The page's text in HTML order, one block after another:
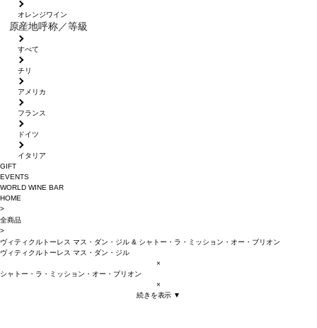
オレンジワイン
原産地呼称／等級
すべて
チリ
アメリカ
フランス
ドイツ
イタリア
GIFT
EVENTS
WORLD WINE BAR
HOME
>
全商品
>
ヴィティクルトーレス マス・ダン・ジル& シャトー・ラ・ミッション・オー・ブリオン
ヴィティクルトーレス マス・ダン・ジル
×
シャトー・ラ・ミッション・オー・ブリオン
×
続きを表示 ▼